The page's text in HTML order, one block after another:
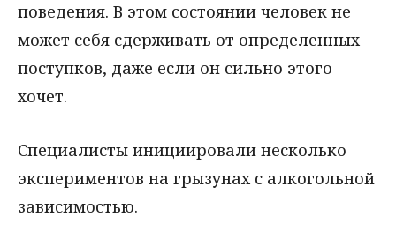
поведения. В этом состоянии человек не
может себя сдерживать от определенных
поступков, даже если он сильно этого
хочет.
Специалисты инициировали несколько
экспериментов на грызунах с алкогольной
зависимостью.